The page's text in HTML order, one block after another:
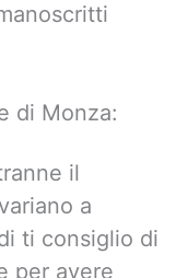
di Monza:
il
a
ti consiglio di
per avere